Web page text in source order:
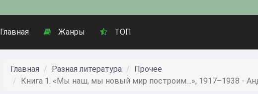
Главная Жанры ТОП
Главная Разная литература
Прочее
Книга 1. «Мы наш, мы новый мир построим…», 1917–1938 -